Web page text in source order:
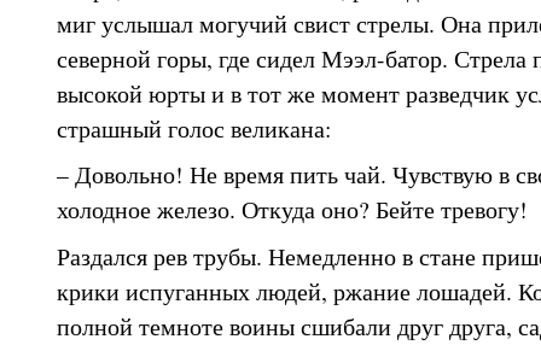
миг услышал могучий свист стрелы. Она
северной горы, где сидел Мээл-батор.
высокой юрты и в тот же момент разведчик
страшный голос великана:
– Довольно! Не время пить чай. Чувствую в
холодное железо. Откуда оно? Бейте тревогу!
Раздался рев трубы. Немедленно в стане
крики испуганных людей, ржание лошадей.
полной темноте воины сшибали друг друга,